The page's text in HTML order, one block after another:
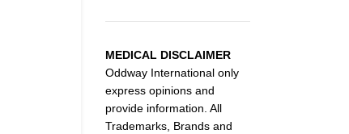
MEDICAL DISCLAIMER
Oddway International only
express opinions and
provide information. All
Trademarks, Brands and